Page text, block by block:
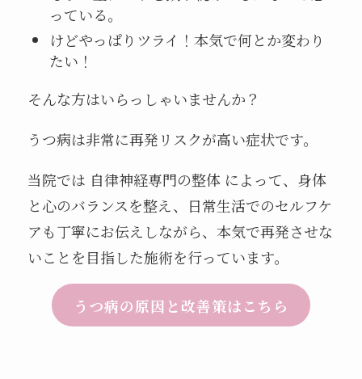
っている。
けどやっぱりツライ！本気で何とか変わり
たい！
そんな方はいらっしゃいませんか？
うつ病は非常に再発リスクが高い症状です。
当院では 自律神経専門の整体 によって、身体
と心のバランスを整え、日常生活でのセルフケ
アも丁寧にお伝えしながら、本気で再発させな
いことを目指した施術を行っています。
うつ病の原因と改善策はこちら